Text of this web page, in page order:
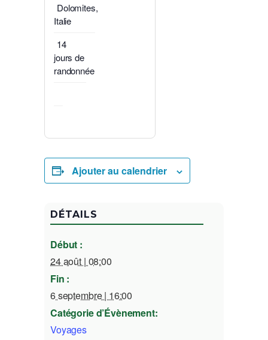
Dolomites,
Italie
14
jours de
randonnée
Ajouter au calendrier
DÉTAILS
Début :
24 août | 08:00
Fin :
6 septembre | 16:00
Catégorie d’Évènement:
Voyages